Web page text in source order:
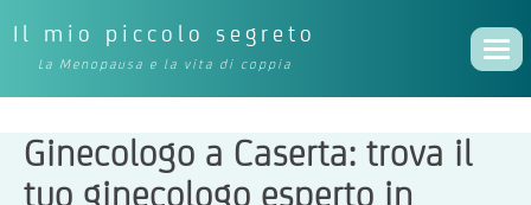
Il mio piccolo segreto
La Menopausa e la vita di coppia
Ginecologo a Caserta: trova il
tuo ginecologo esperto in